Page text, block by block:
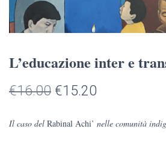
L’educazione inter e
€16.00 Il
€15.20
Il caso del Rabinal Achi’ nelle comunità